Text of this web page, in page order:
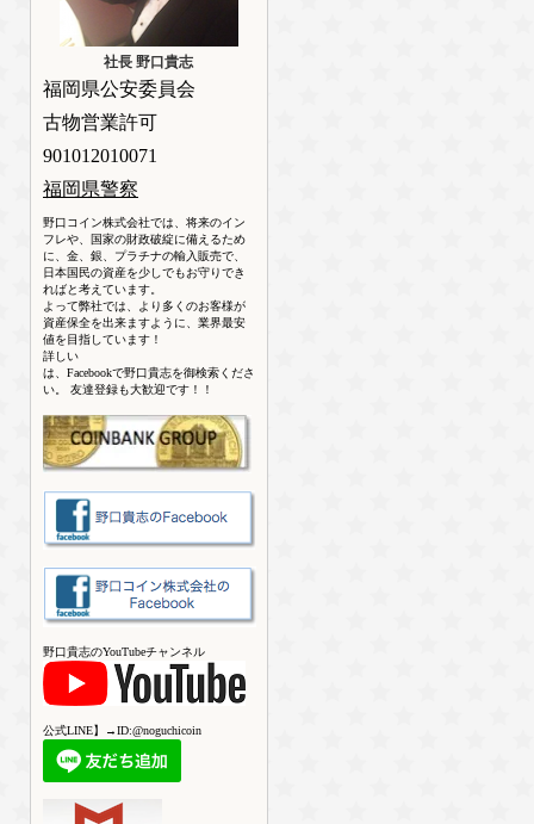
社長 野口貴志
福岡県公安委員会
古物営業許可
901012010071
福岡県警察
野口コイン株式会社では、将来のイン
フレや、国家の財政破綻に備えるため
に、金、銀、プラチナの輸入販売で、
日本国民の資産を少しでもお守りでき
ればと考えています。
よって弊社では、より多くのお客様が
資産保全を出来ますように、業界最安
値を目指しています！
詳しい
は、Facebookで野口貴志を御検索くださ
い。 友達登録も大歓迎です！！
野口貴志のYouTubeチャンネル
公式LINE】→ID:@noguchicoin